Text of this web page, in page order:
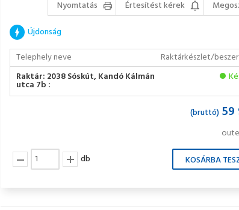
Nyomtatás
Értesítést kérek
Újdonság
Telephely neve
Raktárkészlet/
Raktár: 2038 Sóskút, Kandó Kálmán
utca 7b :
(bruttó) 59
db